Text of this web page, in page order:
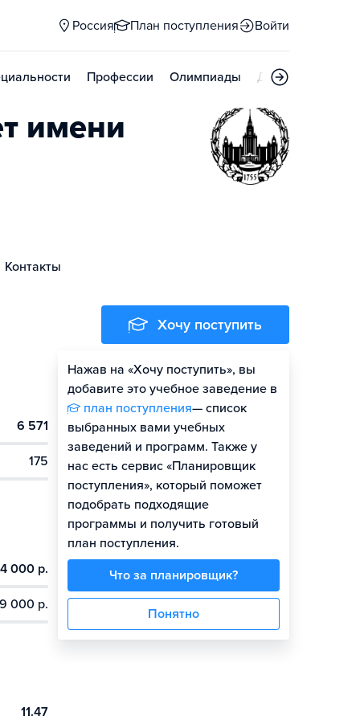
Россия План поступления Войти
Профессии Олимпиады Дни открытых
имени
Контакты
6 571
175
000 р.
000 р.
11.47
Хочу поступить
Нажав на «Хочу поступить», вы
добавите это учебное заведение в
план поступления— список
выбранных вами учебных
заведений и программ. Также у
нас есть сервис «Планировщик
поступления», который поможет
подобрать подходящие
программы и получить готовый
план поступления.
Что за планировщик?
Понятно
Оценить шансы
Гайд по поступлению